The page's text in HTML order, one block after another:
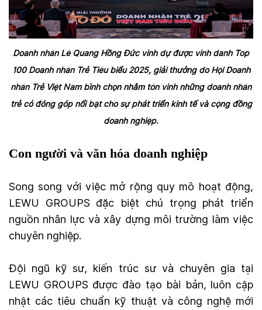
Doanh nhân Lê Quang Hồng Đức vinh dự được vinh danh Top
100 Doanh nhân Trẻ Tiêu biểu 2025, giải thưởng do Hội Doanh
nhân Trẻ Việt Nam bình chọn nhằm tôn vinh những doanh nhân
trẻ có đóng góp nổi bật cho sự phát triển kinh tế và cộng đồng
doanh nghiệp.
Con người và văn hóa doanh nghiệp
Song song với việc mở rộng quy mô hoạt động,
LEWU GROUPS đặc biệt chú trọng phát triển
nguồn nhân lực và xây dựng môi trường làm việc
chuyên nghiệp.
Đội ngũ kỹ sư, kiến trúc sư và chuyên gia tại
LEWU GROUPS được đào tạo bài bản, luôn cập
nhật các tiêu chuẩn kỹ thuật và công nghệ mới